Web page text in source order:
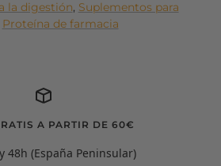
la digestión, Suplementos para
Proteína de farmacia
A PARTIR DE 60€
48h (España Peninsular)